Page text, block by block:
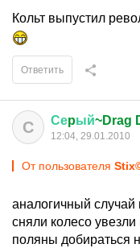
Кольт выпустил
Ответить
С Сеpый~Drag
12:04, 29.01.2010
От пользователя
аналогичный
сняли колесо
поляны добираться